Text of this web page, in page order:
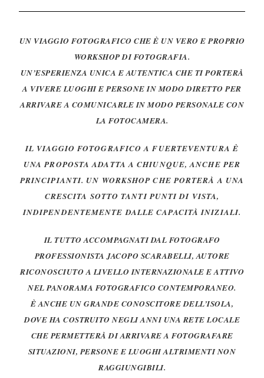
UN VIAGGIO FOTOGRAFICO CHE È UN VERO E PROPRIO
WORKSHOP DI FOTOGRAFIA.
UN’ESPERIENZA UNICA E AUTENTICA CHE TI PORTERÀ
A VIVERE LUOGHI E PERSONE IN MODO DIRETTO PER
ARRIVARE A COMUNICARLE IN MODO PERSONALE CON
LA FOTOCAMERA.
IL VIAGGIO FOTOGRAFICO A FUERTEVENTURA È
UNA PROPOSTA ADATTA A CHIUNQUE, ANCHE PER
PRINCIPIANTI. UN WORKSHOP CHE PORTERÀ A UNA
CRESCITA SOTTO TANTI PUNTI DI VISTA,
INDIPENDENTEMENTE DALLE CAPACITÀ INIZIALI.
IL TUTTO ACCOMPAGNATI DAL FOTOGRAFO
PROFESSIONISTA JACOPO SCARABELLI, AUTORE
RICONOSCIUTO A LIVELLO INTERNAZIONALE E ATTIVO
NEL PANORAMA FOTOGRAFICO CONTEMPORANEO.
È ANCHE UN GRANDE CONOSCITORE DELL’ISOLA,
DOVE HA COSTRUITO NEGLI ANNI UNA RETE LOCALE
CHE PERMETTERÀ DI ARRIVARE A FOTOGRAFARE
SITUAZIONI, PERSONE E LUOGHI ALTRIMENTI NON
RAGGIUNGIBILI.